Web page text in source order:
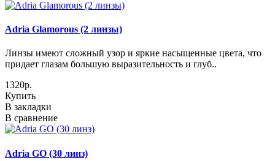
Adria Glamorous (2 линзы)
Линзы имеют сложный узор и яркие насыщенные цвета, что
придает глазам большую выразительность и глуб..
1320р.
Купить
В закладки
В сравнение
Adria GO (30 линз)